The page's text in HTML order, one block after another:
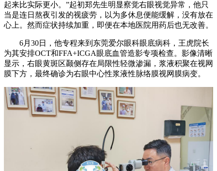
起来比实际更小。”起初郑先生明显察觉右眼视觉异常，他只
当是连日熬夜引发的视疲劳，以为多休息便能缓解，没有放在
心上。然而症状持续加重，即便在本地医院用药后也无改善。
6月30日，他专程来到东莞爱尔眼科眼底病科，王虎院长
为其安排OCT和FFA+ICGA眼底血管造影专项检查。影像清晰
显示，右眼黄斑区颞侧存在局限性轻微渗漏，浆液积聚在视网
膜下方，最终确诊为右眼中心性浆液性脉络膜视网膜病变。